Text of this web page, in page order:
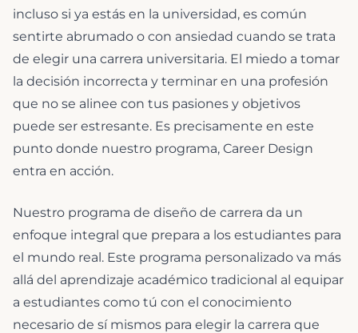
incluso si ya estás en la universidad, es común
sentirte abrumado o con ansiedad cuando se trata
de elegir una carrera universitaria. El miedo a tomar
la decisión incorrecta y terminar en una profesión
que no se alinee con tus pasiones y objetivos
puede ser estresante. Es precisamente en este
punto donde nuestro programa, Career Design
entra en acción.
Nuestro programa de diseño de carrera da un
enfoque integral que prepara a los estudiantes para
el mundo real. Este programa personalizado va más
allá del aprendizaje académico tradicional al equipar
a estudiantes como tú con el conocimiento
necesario de sí mismos para elegir la carrera que